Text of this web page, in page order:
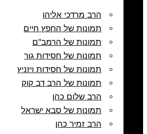
הרב מרדכי אליהו
תמונות של החפץ חיים
תמונות של הרמב"ם
תמונות של חסידות גור
תמונות של חסידות ויזניץ
תמונות של הרב דב קוק
הרב שלום כהן
תמונות של סבא ישראל
הרב זמיר כהן